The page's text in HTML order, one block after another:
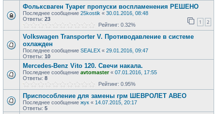
Фольксваген Туарег пропуски воспламенения РЕШЕНО
Последнее сообщение 25kostik « 30.01.2016, 08:48
Ответы: 23 1 2
Рейтинг: 0.32%
Volkswagen Transporter V. Противодавление в системе
охлажден
Последнее сообщение SEALEX « 29.01.2016, 09:47
Ответы: 10
Mercedes-Benz Vito 120. Свечи накала.
Последнее сообщение avtomaster« 07.01.2016, 17:55
Ответы: 8
Рейтинг: 0.95%
Приспособление для замены грм ШЕВРОЛЕТ АВЕО
Последнее сообщение жук « 14.07.2015, 20:17
Ответы: 5